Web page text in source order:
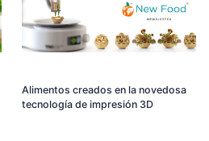
Alimentos creados en la novedosa
tecnología de impresión 3D